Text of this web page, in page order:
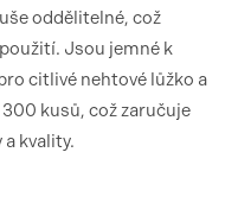
oddělitelné, což
Jsou jemné k
citlivé nehtové lůžko a
kusů, což zaručuje
kvality.